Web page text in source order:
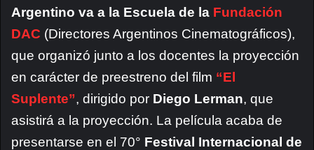
Argentino va a la Escuela de la Fundación
DAC (Directores Argentinos Cinematográficos),
que organizó junto a los docentes la proyección
en carácter de preestreno del film “El
Suplente”, dirigido por Diego Lerman, que
asistirá a la proyección. La película acaba de
presentarse en el 70° Festival Internacional de